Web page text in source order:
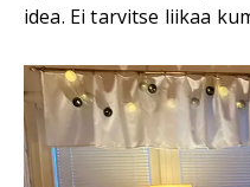
idea. Ei tarvitse liikaa